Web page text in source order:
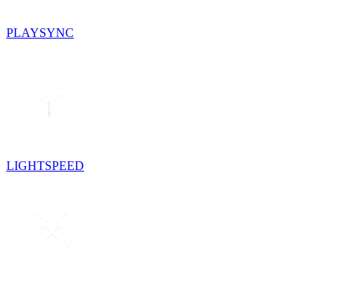
PLAYSYNC
LIGHTSPEED